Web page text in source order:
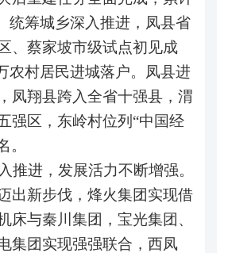
统筹城乡深入推进，凤县省
、蔡家坡市级试点初见成
农村居民进城落户。凤县进
凤翔县跨入全省十强县，渭
强区，东岭村位列“中国经
。
推进，发展活力不断增强。
出新步伐，烽火集团实现借
床与秦川集团，宝光集团、
集团实现强强联合，西凤